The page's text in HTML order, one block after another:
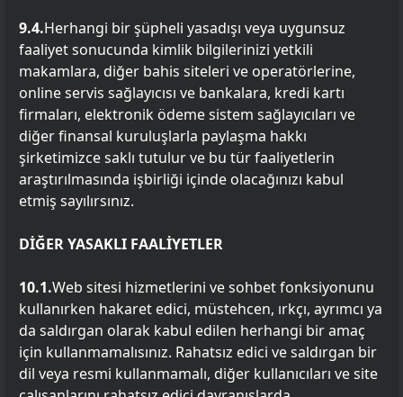
9.4.Herhangi bir şüpheli yasadışı veya uygunsuz
faaliyet sonucunda kimlik bilgilerinizi yetkili
makamlara, diğer bahis siteleri ve operatörlerine,
online servis sağlayıcısı ve bankalara, kredi kartı
firmaları, elektronik ödeme sistem sağlayıcıları ve
diğer finansal kuruluşlarla paylaşma hakkı
şirketimizce saklı tutulur ve bu tür faaliyetlerin
araştırılmasında işbirliği içinde olacağınızı kabul
etmiş sayılırsınız.
DİĞER YASAKLI FAALİYETLER
10.1.Web sitesi hizmetlerini ve sohbet fonksiyonunu
kullanırken hakaret edici, müstehcen, ırkçı, ayrımcı ya
da saldırgan olarak kabul edilen herhangi bir amaç
için kullanmamalısınız. Rahatsız edici ve saldırgan bir
dil veya resmi kullanmamalı, diğer kullanıcıları ve site